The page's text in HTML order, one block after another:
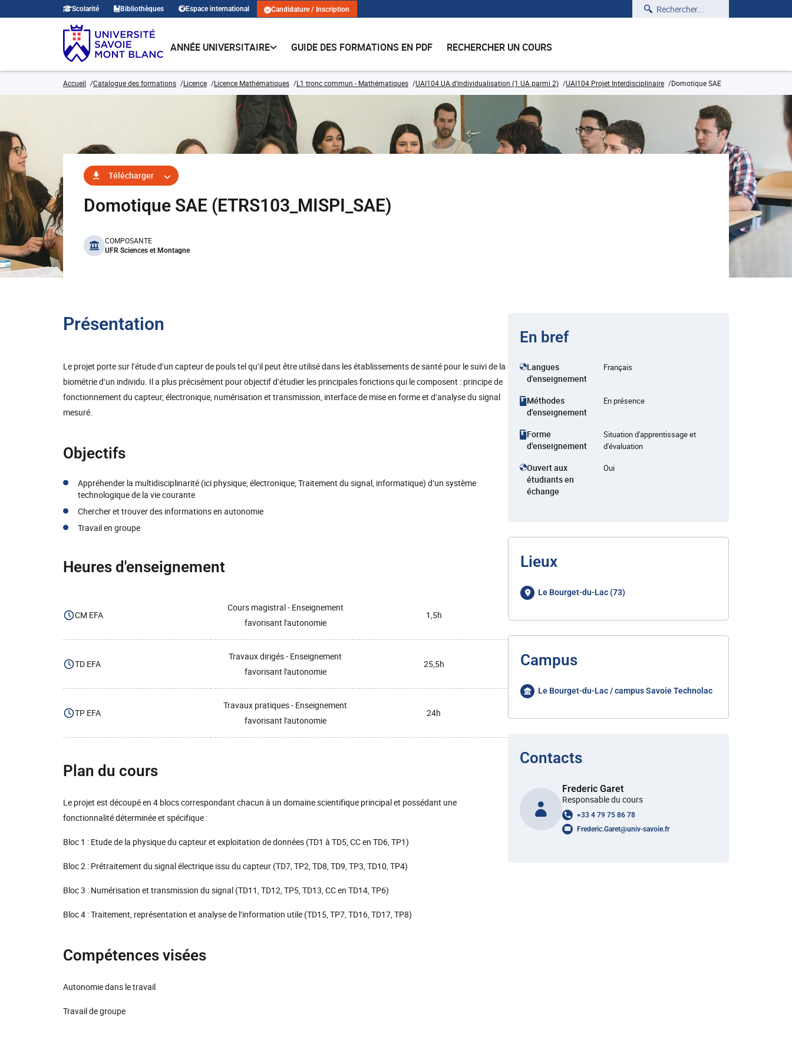
Scolarité Bibliothèques Espace international Candidature / Inscription Rechercher
ANNÉE UNIVERSITAIRE GUIDE DES FORMATIONS EN PDF RECHERCHER UN COURS
Accueil Catalogue des formations Licence Licence Mathématiques L1 tronc commun - Mathématiques UAI104 UA d'individualisation (1 UA parmi 2) UAI104 Projet Interdisciplinaire Domotique SAE
Télécharger
Domotique SAE (ETRS103_MISPI_SAE)
benefits
COMPOSANTE
UFR Sciences et Montagne
Présentation
Le projet porte sur l’étude d’un capteur de pouls tel qu’il peut être utilisé dans les établissements de santé pour le suivi de la
biométrie d’un individu. Il a plus précisément pour objectif d’étudier les principales fonctions qui le composent : principe de
fonctionnement du capteur, électronique, numérisation et transmission, interface de mise en forme et d’analyse du signal
mesuré.
Objectifs
Appréhender la multidisciplinarité (ici physique, électronique, Traitement du signal, informatique) d’un système
technologique de la vie courante
Chercher et trouver des informations en autonomie
Travail en groupe
Heures d'enseignement
CM EFA
Cours magistral - Enseignement
favorisant l'autonomie
1,5h
TD EFA
Travaux dirigés - Enseignement
favorisant l'autonomie
25,5h
TP EFA
Travaux pratiques - Enseignement
favorisant l'autonomie
24h
Plan du cours
Le projet est découpé en 4 blocs correspondant chacun à un domaine scientifique principal et possédant une
fonctionnalité déterminée et spécifique :
Bloc 1 : Etude de la physique du capteur et exploitation de données (TD1 à TD5, CC en TD6, TP1)
Bloc 2 : Prétraitement du signal électrique issu du capteur (TD7, TP2, TD8, TD9, TP3, TD10, TP4)
Bloc 3 : Numérisation et transmission du signal (TD11, TD12, TP5, TD13, CC en TD14, TP6)
Bloc 4 : Traitement, représentation et analyse de l’information utile (TD15, TP7, TD16, TD17, TP8)
Compétences visées
Autonomie dans le travail
Travail de groupe
En bref
Langues
d'enseignement
Français
Méthodes
d'enseignement
En présence
Forme
d'enseignement
Situation d'apprentissage et
d'évaluation
Ouvert aux
étudiants en
échange
Oui
Lieux
Le Bourget-du-Lac (73)
Campus
Le Bourget-du-Lac / campus Savoie Technolac
Contacts
Frederic Garet
Responsable du cours
+33 4 79 75 86 78
Frederic.Garet@univ-savoie.fr